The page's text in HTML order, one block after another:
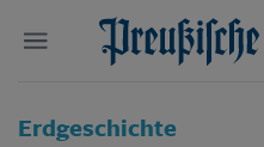
Suchen und finden
Erdgeschichte